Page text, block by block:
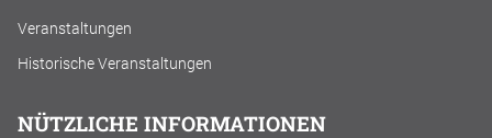
Veranstaltungen
Historische Veranstaltungen
NÜTZLICHE INFORMATIONEN